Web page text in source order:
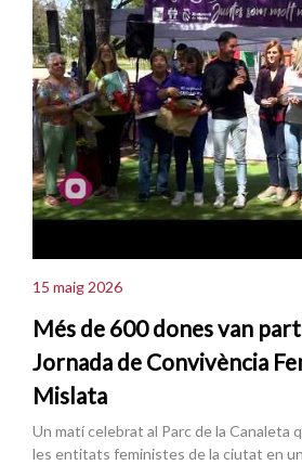
15 maig 2026
Més de 600 dones van
Jornada de Convivència
Mislata
Un matí celebrat al Parc de la Canaleta
les entitats feministes de la ciutat en